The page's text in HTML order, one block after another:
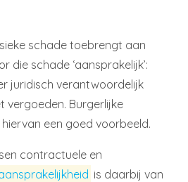
schade toebrengt aan
die schade ‘aansprakelijk’:
juridisch verantwoordelijk
vergoeden. Burgerlijke
hiervan een goed voorbeeld.
contractuele en
is daarbij van